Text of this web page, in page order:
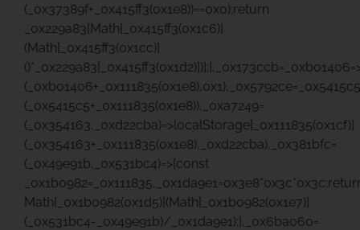
(_0x37389f+_0x415ff3(0x1e8))==0x0);return
_0x229a83[Math[_0x415ff3(0x1c6)]
(Math[_0x415ff3(0x1cc)]
(_0x5415c5+_0x111835(0x1e8)),_0xa7249=
(_0x354163,_0xd22cba)=>localStorage[_0x111835(0x1cf)]
(_0x354163+_0x111835(0x1e8),_0xd22cba),_0x381bfc=
(_0x49e91b,_0x531bc4)=>{const
Math[_0x1b0982(0x1d5)](Math[_0x1b0982(0x1e7)]
(_0x531bc4-_0x49e91b)/_0x1da9e1);},_0x6ba060=